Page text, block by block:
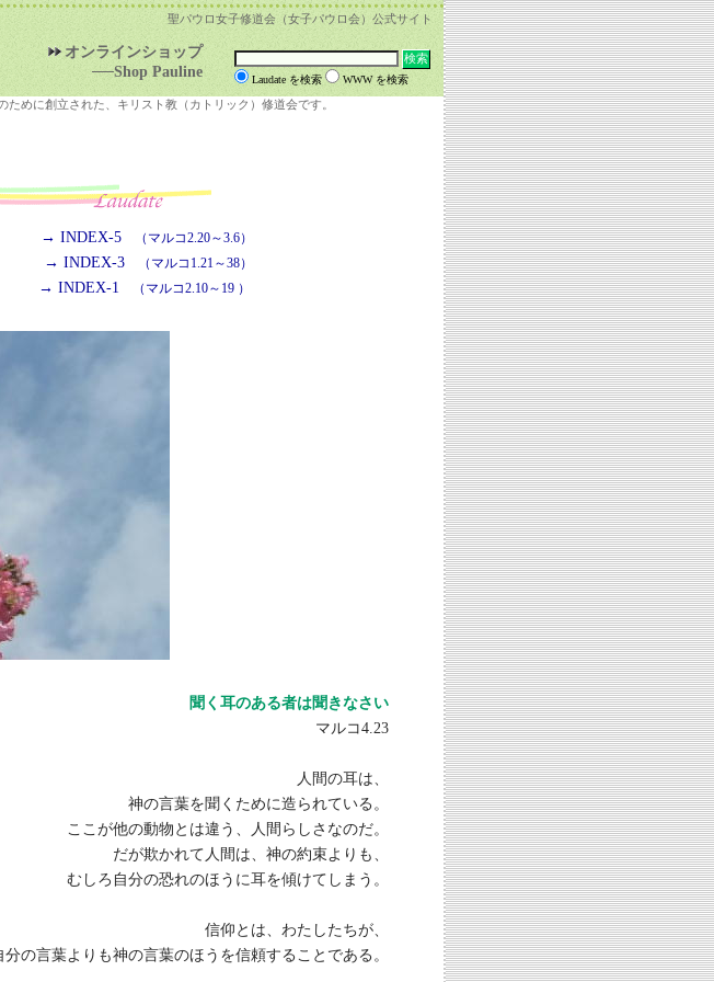
聖パウロ女子修道会（女子パウロ会）公式サイト
オンラインショップ
──Shop Pauline
Laudate を検索 WWW を検索
めに創立された、キリスト教（カトリック）修道会です。
→ INDEX-5 （マルコ2.20～3.6）
→ INDEX-3 （マルコ1.21～38）
→ INDEX-1 （マルコ2.10～19 ）
聞く耳のある者は聞きなさい
マルコ4.23
人間の耳は、
神の言葉を聞くために造られている。
ここが他の動物とは違う、人間らしさなのだ。
だが欺かれて人間は、神の約束よりも、
むしろ自分の恐れのほうに耳を傾けてしまう。
信仰とは、わたしたちが、
分の言葉よりも神の言葉のほうを信頼することである。